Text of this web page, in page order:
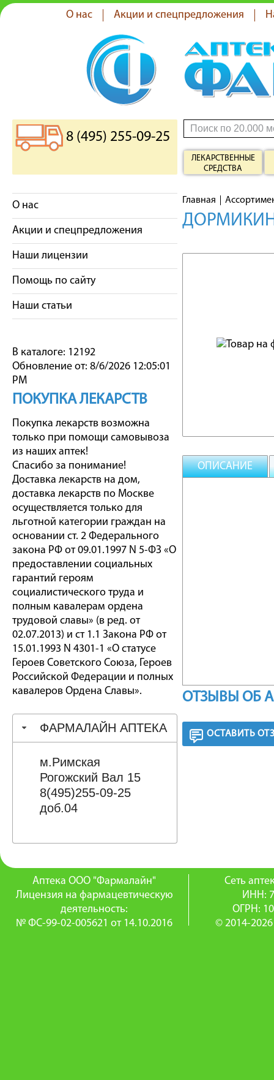
О нас Акции и спецпредложения
8 (495) 255-09-25
ЛЕКАРСТВЕННЫЕ
СРЕДСТВА
О нас
Акции и спецпредложения
Наши лицензии
Помощь по сайту
Наши статьи
В каталоге: 12192
Обновление от: 8/6/2026 12:05:01
PM
ПОКУПКА ЛЕКАРСТВ
Покупка лекарств возможна
только при помощи самовывоза
из наших аптек!
Спасибо за понимание!
Доставка лекарств на дом,
доставка лекарств по Москве
осуществляется только для
льготной категории граждан на
основании ст. 2 Федерального
закона РФ от 09.01.1997 N 5-ФЗ «О
предоставлении социальных
гарантий героям
социалистического труда и
полным кавалерам ордена
трудовой славы» (в ред. от
02.07.2013) и ст 1.1 Закона РФ от
15.01.1993 N 4301-1 «О статусе
Героев Советского Союза, Героев
Российской Федерации и полных
кавалеров Ордена Славы».
ФАРМАЛАЙН АПТЕКА
м.Римская
Рогожский Вал 15
8(495)255-09-25
доб.04
Главная
ОПИСАНИЕ
ОТЗЫВЫ ОБ
ОСТАВИТЬ
Аптека ООО "Фармалайн"
Лицензия на фармацевтическую
деятельность:
№ ФС-99-02-005621 от 14.10.2016
Сеть
ИНН:
ОГРН:
© 2014-